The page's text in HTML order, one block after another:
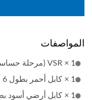
المواصفات
1 × VSR (مرحلة حساسة للجهد) مع براغي التثبيت
1 × كابل أحمر بطول 6 أمتار مع طرفين
1 × كابل أرضي أسود بطول 600 مم